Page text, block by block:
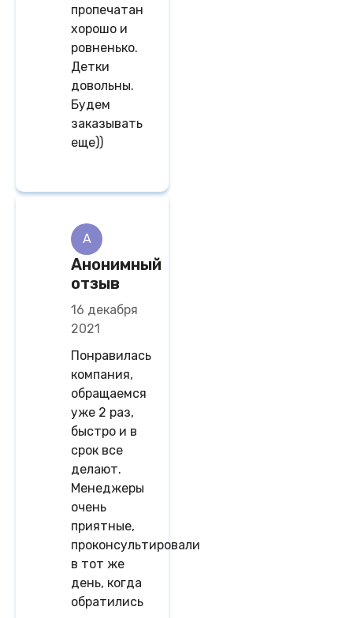
пропечатан
хорошо и
ровненько.
Детки
довольны.
Будем
заказывать
еще))
A
Анонимный
отзыв
16 декабря
2021
Понравилась
компания,
обращаемся
уже 2 раз,
быстро и в
срок все
делают.
Менеджеры
очень
приятные,
проконсультировали
в тот же
день, когда
обратились